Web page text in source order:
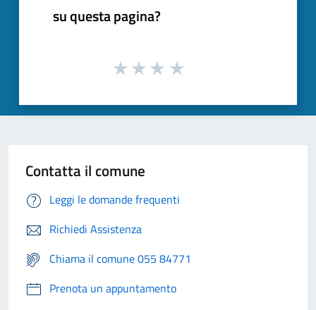
su questa pagina?
Contatta il comune
Leggi le domande frequenti
Richiedi Assistenza
Chiama il comune 055 84771
Prenota un appuntamento